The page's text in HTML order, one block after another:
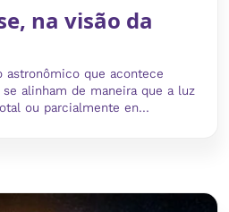
na visão da
astronômico que acontece
se alinham de maneira que a luz
ou parcialmente en...